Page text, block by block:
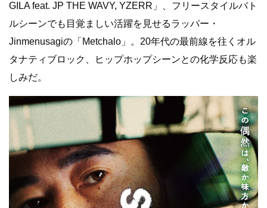
GILA feat. JP THE WAVY, YZERR」、フリースタイルバト
ルシーンでも目覚ましい活躍を見せるラッパー・
Jinmenusagiの「Metchalo」。20年代の最前線を往くオル
タナティブロック、ヒップホップシーンとの化学反応も楽
しみだ。